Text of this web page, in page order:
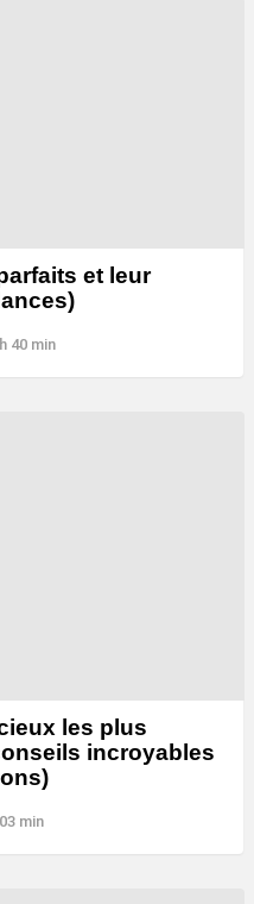
et leur
40 min
les plus
incroyables
min